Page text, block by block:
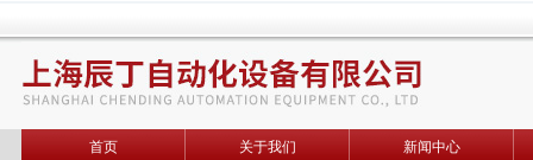
首页 关于我们 新闻中心